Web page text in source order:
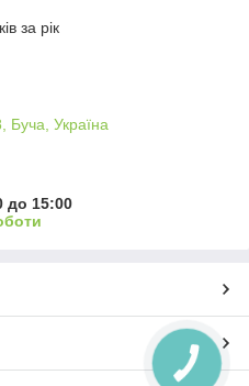
за рік
Буча, Україна
до 15:00
КНОПКА
ЗВ'ЯЗКУ